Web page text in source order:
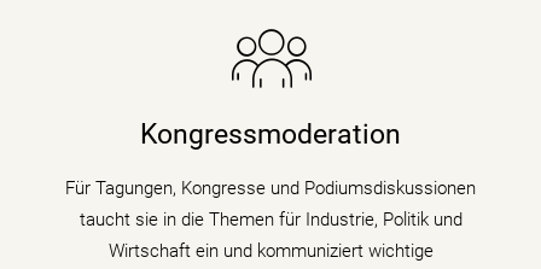
Kongressmoderation
Für Tagungen, Kongresse und Podiumsdiskussionen
taucht sie in die Themen für Industrie, Politik und
Wirtschaft ein und kommuniziert wichtige
Die Nachrichenjournalistin eröffnet Vorständen,
Ministern und Wirtschaftsgrößen die Bühne auf
Kongressen und Fachtagungen und füllt
Podiumsdiskussionen und Talks mit Kompetenz,
Charme und Lebendigkeit.
mehr erfahren